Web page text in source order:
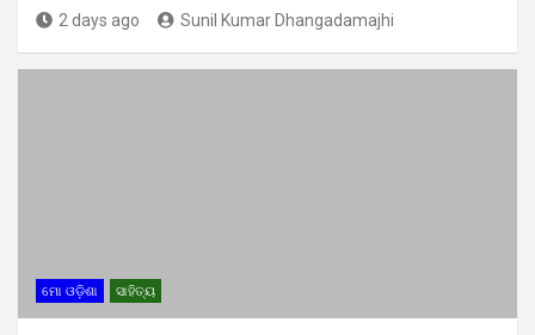
2 days ago Sunil Kumar Dhangadamajhi
ମୋ ଓଡ଼ିଶା ସାହିତ୍ୟ